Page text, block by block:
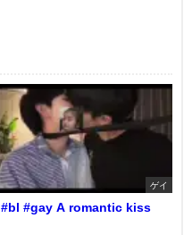
ゲイ
#bl #gay A romantic kiss